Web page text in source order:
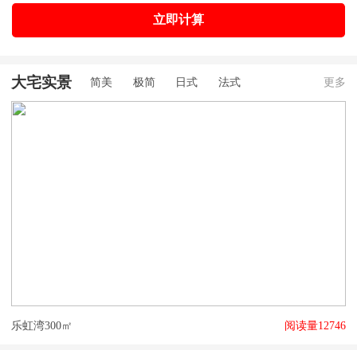
立即计算
大宅实景 简美 极简 日式 法式 更多
乐虹湾300㎡ 阅读量12746